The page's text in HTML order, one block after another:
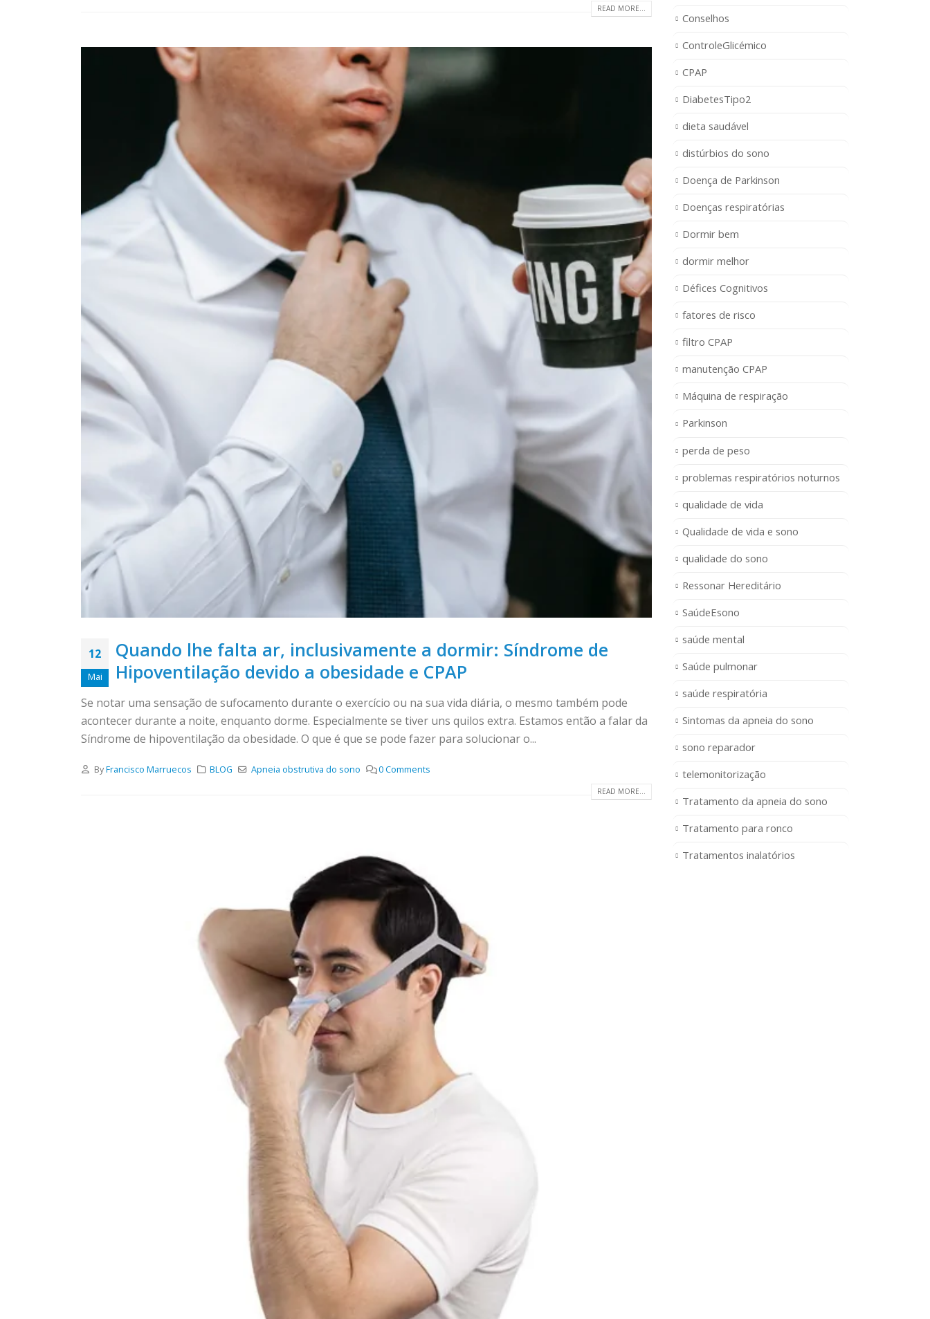
READ MORE...
12
Mai
Quando lhe falta ar, inclusivamente a dormir: Síndrome de
Hipoventilação devido a obesidade e CPAP
Se notar uma sensação de sufocamento durante o exercício ou na sua vida diária, o mesmo também pode
acontecer durante a noite, enquanto dorme. Especialmente se tiver uns quilos extra. Estamos então a falar da
Síndrome de hipoventilação da obesidade. O que é que se pode fazer para solucionar o...
ByFrancisco Marruecos BLOG Apneia obstrutiva do sono 0 Comments
READ MORE...
Conselhos
ControleGlicémico
CPAP
DiabetesTipo2
dieta saudável
distúrbios do sono
Doença de Parkinson
Doenças respiratórias
Dormir bem
dormir melhor
Défices Cognitivos
fatores de risco
filtro CPAP
manutenção CPAP
Máquina de respiração
Parkinson
perda de peso
problemas respiratórios noturnos
qualidade de vida
Qualidade de vida e sono
qualidade do sono
Ressonar Hereditário
SaúdeEsono
saúde mental
Saúde pulmonar
saúde respiratória
Sintomas da apneia do sono
sono reparador
telemonitorização
Tratamento da apneia do sono
Tratamento para ronco
Tratamentos inalatórios